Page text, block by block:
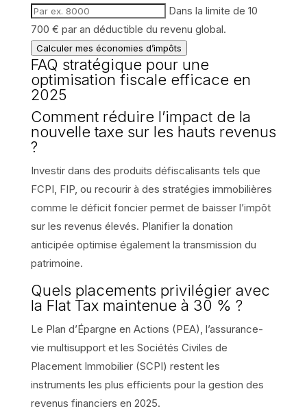
Dans la limite de 10
700 € par an déductible du revenu global.
Calculer mes économies d’impôts
FAQ stratégique pour une
optimisation fiscale efficace en
2025
Comment réduire l’impact de la
nouvelle taxe sur les hauts revenus
?
Investir dans des produits défiscalisants tels que
FCPI, FIP, ou recourir à des stratégies immobilières
comme le déficit foncier permet de baisser l’impôt
sur les revenus élevés. Planifier la donation
anticipée optimise également la transmission du
patrimoine.
Quels placements privilégier avec
la Flat Tax maintenue à 30 % ?
Le Plan d’Épargne en Actions (PEA), l’assurance-
vie multisupport et les Sociétés Civiles de
Placement Immobilier (SCPI) restent les
instruments les plus efficients pour la gestion des
revenus financiers en 2025.